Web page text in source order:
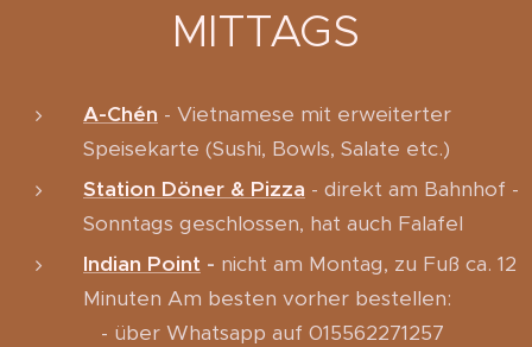
MITTAGS
A-Chén - Vietnamese mit erweiterter
Speisekarte (Sushi, Bowls, Salate etc.)
Station Döner & Pizza - direkt am Bahnhof -
Sonntags geschlossen, hat auch Falafel
Indian Point - nicht am Montag, zu Fuß ca. 12
Minuten Am besten vorher bestellen:
- über Whatsapp auf 015562271257